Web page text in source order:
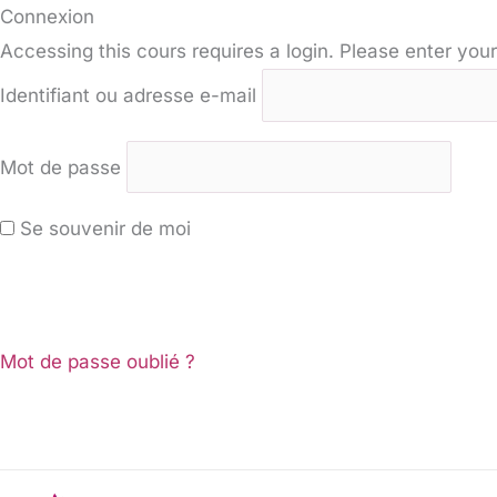
Connexion
Accessing this cours requires a login. Please enter
Identifiant ou adresse e-mail
Mot de passe
Se souvenir de moi
Mot de passe oublié ?